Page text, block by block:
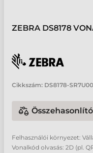
ZEBRA DS8178
Cikkszám: DS8178-
Összehasonlító
Felhasználói környezet:
Vonalkód olvasás: 2D (pl.